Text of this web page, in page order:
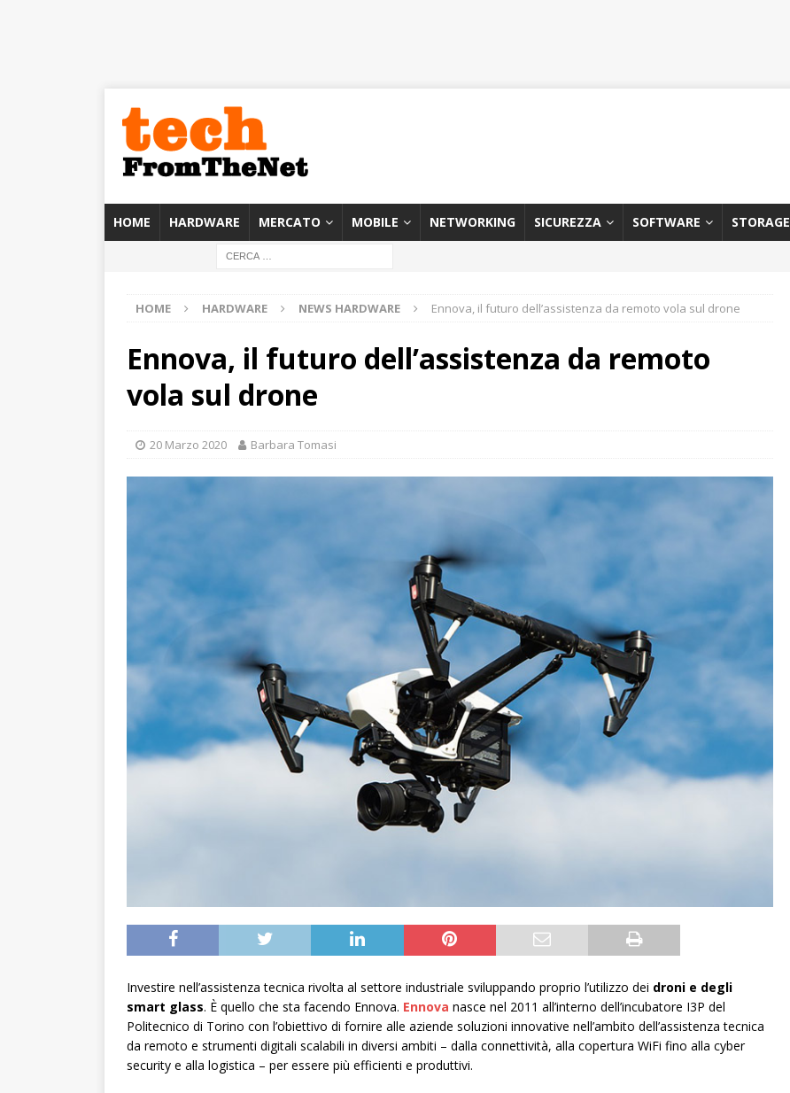
HOME HARDWARE MERCATO MOBILE NETWORKING SICUREZZA SOFTWARE STORAGE
HOME HARDWARE NEWS HARDWARE Ennova, il futuro dell’assistenza da remoto vola sul drone
Ennova, il futuro dell’assistenza da remoto
vola sul drone
20 Marzo 2020 Barbara Tomasi
Investire nell’assistenza tecnica rivolta al settore industriale sviluppando proprio l’utilizzo dei droni e degli
smart glass. È quello che sta facendo Ennova. Ennova nasce nel 2011 all’interno dell’incubatore I3P del
Politecnico di Torino con l’obiettivo di fornire alle aziende soluzioni innovative nell’ambito dell’assistenza tecnica
da remoto e strumenti digitali scalabili in diversi ambiti – dalla connettività, alla copertura WiFi fino alla cyber
security e alla logistica – per essere più efficienti e produttivi.